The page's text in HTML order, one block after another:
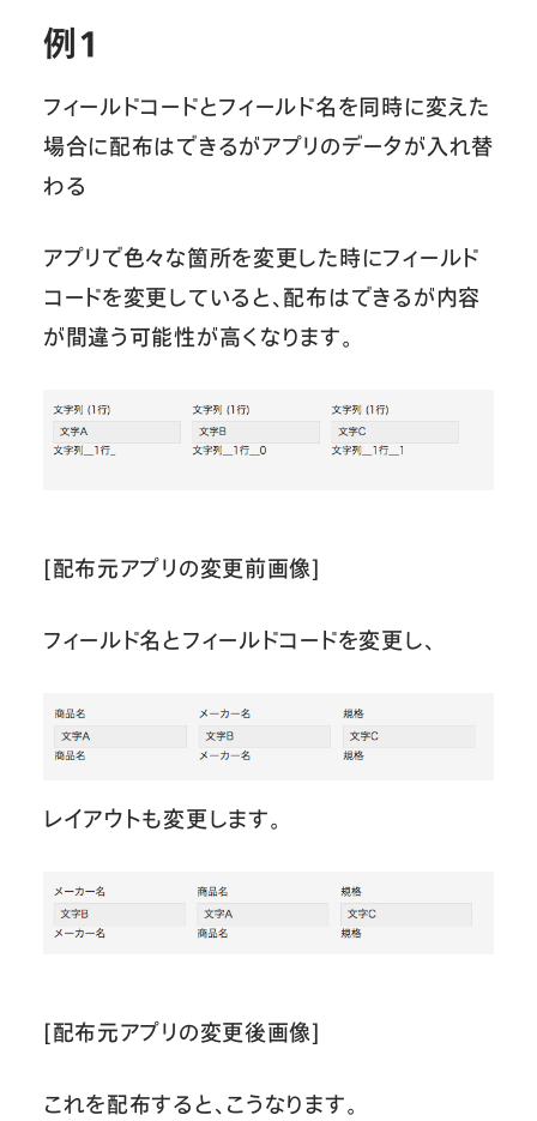
例１
フィールドコードとフィールド名を同時に変えた
場合に配布はできるがアプリのデータが入れ替
わる
アプリで色々な箇所を変更した時にフィールド
コードを変更していると、配布はできるが内容
が間違う可能性が高くなります。
[配布元アプリの変更前画像]
フィールド名とフィールドコードを変更し、
レイアウトも変更します。
[配布元アプリの変更後画像]
これを配布すると、こうなります。